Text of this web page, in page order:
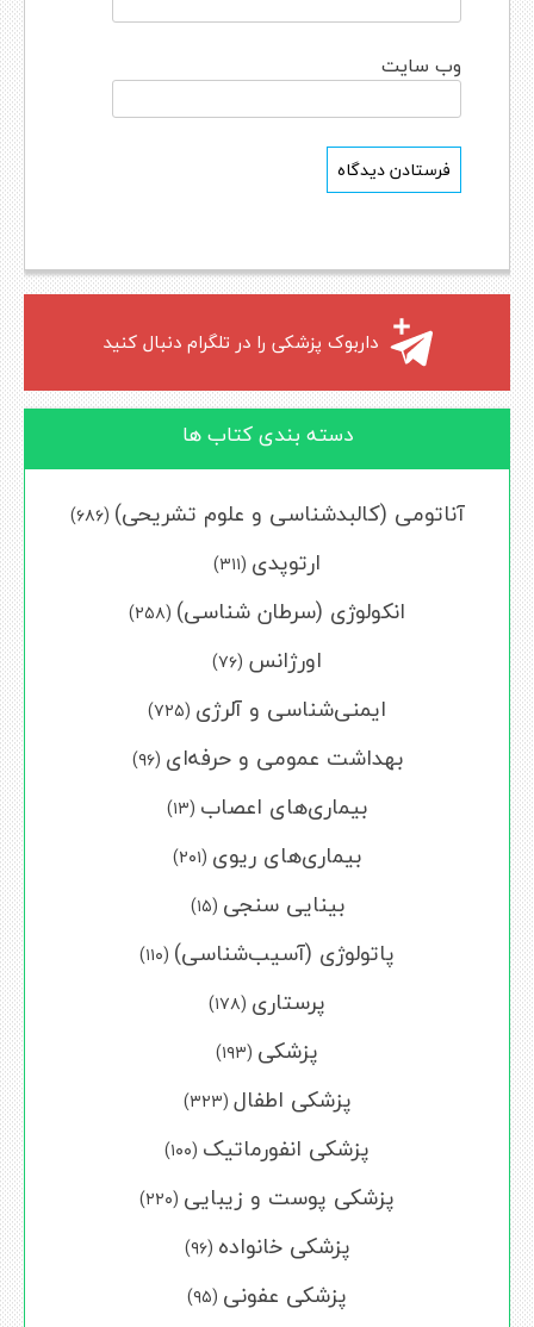
داربوک پزشکی را در تلگرام دنبال کنید
دسته بندی کتاب ها
آناتومی (کالبدشناسی و علوم تشریحی) (۶۸۶)
ارتوپدی (۳۱۱)
انکولوژی (سرطان‌ شناسی) (۲۵۸)
اورژانس (۷۶)
ایمنی‌شناسی و آلرژی (۷۲۵)
بهداشت عمومی و حرفه‌ای (۹۶)
بیماری‌های اعصاب (۱۳)
بیماری‌های ریوی (۲۰۱)
بینایی سنجی (۱۵)
پاتولوژی (آسیب‌شناسی) (۱۱۰)
پرستاری (۱۷۸)
پزشکی (۱۹۳)
پزشکی اطفال (۳۲۳)
پزشکی انفورماتیک (۱۰۰)
پزشکی پوست و زیبایی (۲۲۰)
پزشکی خانواده (۹۶)
پزشکی عفونی (۹۵)
وب‌ سایت